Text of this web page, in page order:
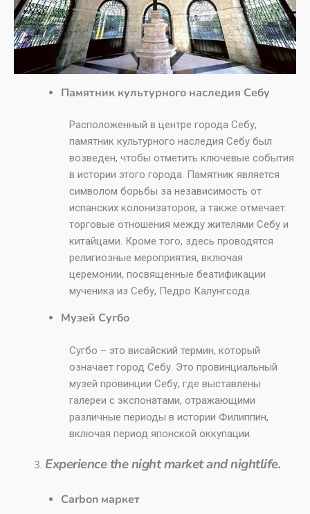
Памятник культурного наследия Себу
Расположенный в центре города Себу,
памятник культурного наследия Себу был
возведен, чтобы отметить ключевые события
в истории этого города. Памятник является
символом борьбы за независимость от
испанских колонизаторов, а также отмечает
торговые отношения между жителями Себу и
китайцами. Кроме того, здесь проводятся
религиозные мероприятия, включая
церемонии, посвященные беатификации
мученика из Себу, Педро Калунгсода.
Музей Сугбо
Сугбо – это висайский термин, который
означает город Себу. Это провинциальный
музей провинции Себу, где выставлены
галереи с экспонатами, отражающими
различные периоды в истории Филиппин,
включая период японской оккупации.
Experience the night market and nightlife.
Carbon маркет